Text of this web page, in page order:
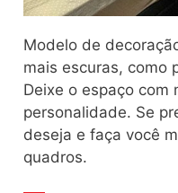
Modelo de
mais escuras, como
Deixe o espaço com
personalidade. Se
deseja e faça você
quadros.